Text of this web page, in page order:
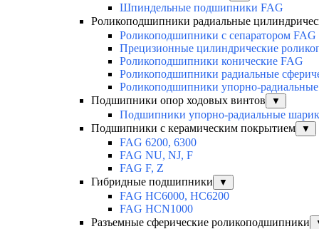
Шпиндельные подшипники FAG
Роликоподшипники радиальные
Роликоподшипники с сепаратором FAG
Прецизионные цилиндрические
Роликоподшипники конические FAG
Роликоподшипники радиальные
Роликоподшипники упорно-
Подшипники опор ходовых винтов
▼
Подшипники упорно-радиальные
Подшипники с керамическим покрытием
▼
FAG 6200, 6300
FAG NU, NJ, F
FAG F, Z
Гибридные подшипники
▼
FAG HC6000, HC6200
FAG HCN1000
Разъемные сферические роликоподшипники